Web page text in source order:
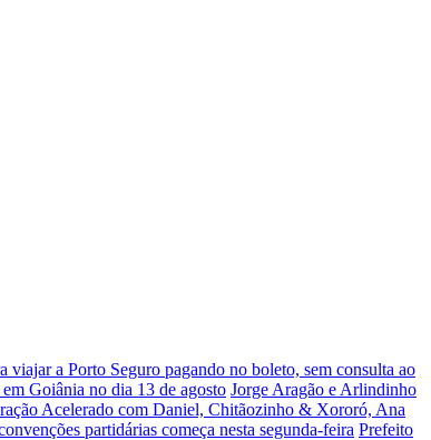
viajar a Porto Seguro pagando no boleto, sem consulta ao
Goiânia no dia 13 de agosto Jorge Aragão e Arlindinho
Acelerado com Daniel, Chitãozinho & Xororó, Ana
partidárias começa nesta segunda-feira Prefeito